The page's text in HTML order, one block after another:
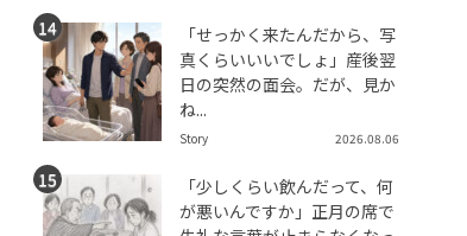
「せっかく来たんだから、写
真くらいいいでしょ」産後翌
日の突然の面会。だが、見か
ね...
Story 2026.08.06
「少しくらい飲んだって、何
が悪いんですか」正月の席で